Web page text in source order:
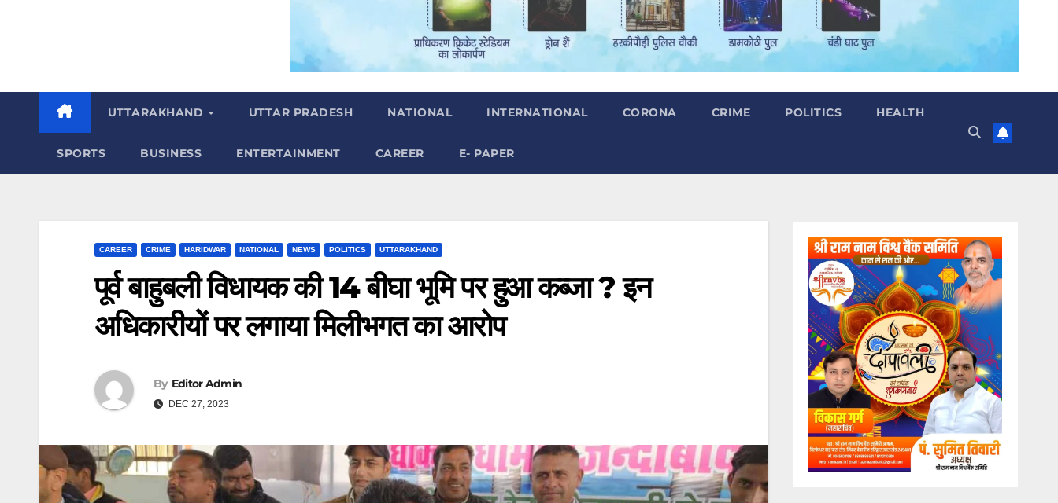
UTTARAKHAND UTTAR PRADESH NATIONAL INTERNATIONAL CORONA CRIME POLITICS HEALTH
SPORTS BUSINESS ENTERTAINMENT CAREER E- PAPER
CAREER CRIME HARIDWAR NATIONAL NEWS POLITICS UTTARAKHAND
पूर्व बाहुबली विधायक की 14 बीघा भूमि पर हुआ कब्जा ? इन
अधिकारीयों पर लगाया मिलीभगत का आरोप
By Editor Admin
DEC 27, 2023